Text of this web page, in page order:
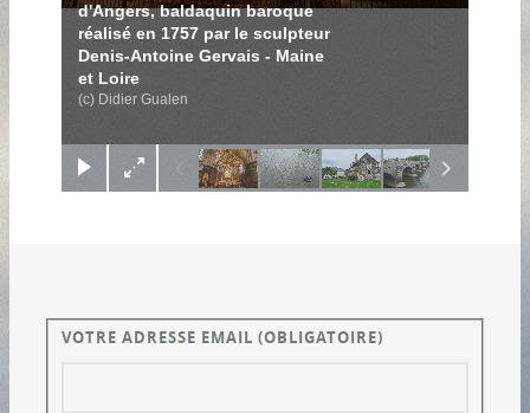
d'Angers, baldaquin baroque
réalisé en 1757 par le sculpteur
Denis-Antoine Gervais - Maine
et Loire
(c) Didier Gualen
VOTRE ADRESSE EMAIL(OBLIGATOIRE)